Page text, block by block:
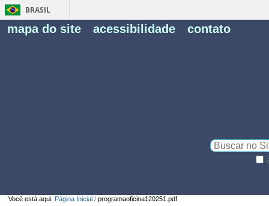
BRASIL
mapa do site acessibilidade contato
Você está aqui: Página Inicial / programaoficina120251.pdf